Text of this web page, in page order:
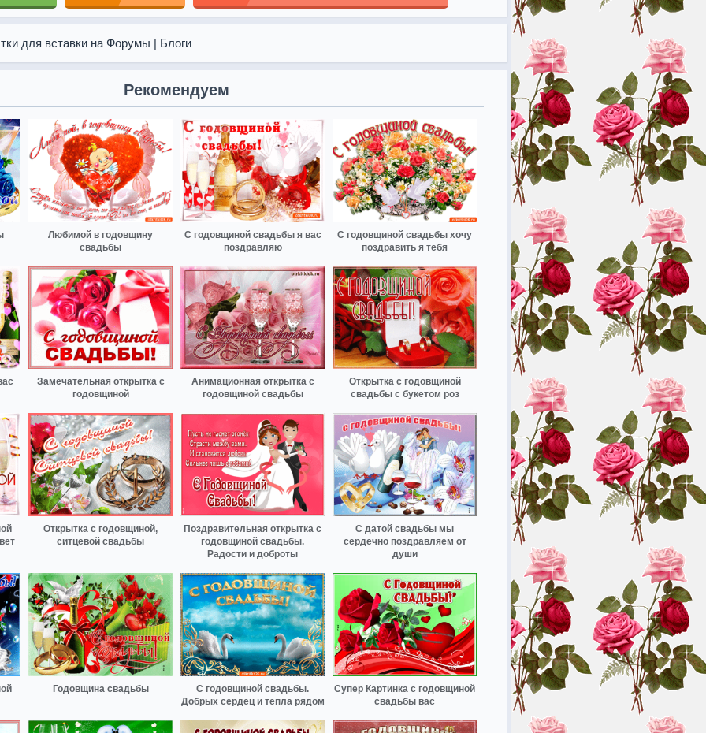
для вставки на Форумы | Блоги
Рекомендуем
Любимой в годовщину
свадьбы
С годовщиной свадьбы я вас
поздравляю
С годовщиной свадьбы хочу
поздравить я тебя
Замечательная открытка с
годовщиной
Анимационная открытка с
годовщиной свадьбы
Открытка с годовщиной
свадьбы с букетом роз
Открытка с годовщиной,
ситцевой свадьбы
Поздравительная открытка с
годовщиной свадьбы.
Радости и доброты
С датой свадьбы мы
сердечно поздравляем от
души
Годовщина свадьбы
С годовщиной свадьбы.
Добрых сердец и тепла рядом
Супер Картинка с годовщиной
свадьбы вас